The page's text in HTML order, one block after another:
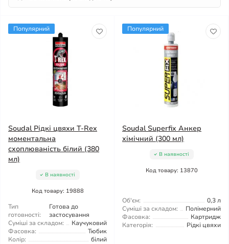
Популярний
Soudal Рідкі цвяхи T-Rex
моментальна
схоплюваність білий (380
мл)
В наявності
Код товару: 19888
Тип
готовності:
Готова до
застосування
Суміші за складом:
Каучуковий
Фасовка:
Тюбик
Колір:
білий
Популярний
Soudal Superfix Анкер
хімічний (300 мл)
В наявності
Код товару: 13870
Об'єм:
0,3 л
Суміші за складом:
Полімерний
Фасовка:
Картридж
Категорія:
Рідкі цвяхи